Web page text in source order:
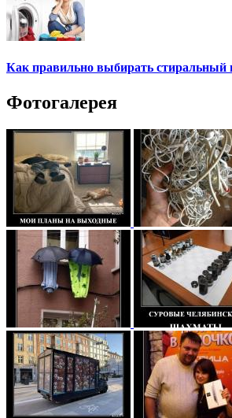
Как правильно выбирать стиральный
Фотогалерея